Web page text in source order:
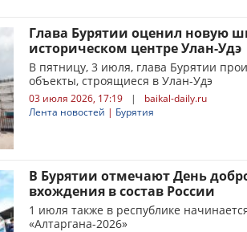
Глава Бурятии оценил новую
историческом центре Улан-Удэ
В пятницу, 3 июля, глава Бурятии
объекты, строящиеся в Улан-Удэ
03 июля 2026, 17:19 |
baikal-daily.ru
Лента новостей | Бурятия
В Бурятии отмечают День
вхождения в состав России
1 июля также в республике
«Алтаргана-2026»